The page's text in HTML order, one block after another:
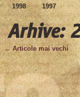
1998
1997
Arhive:
← Articole mai vechi